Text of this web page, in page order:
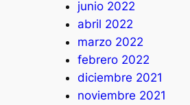
junio 2022
abril 2022
marzo 2022
febrero 2022
diciembre 2021
noviembre 2021